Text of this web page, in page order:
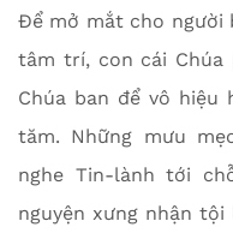
Để mở mắt cho người
tâm trí, con cái Chúa
Chúa ban để vô
tăm. Những mưu
nghe Tin-lành tới
nguyện xưng nhận